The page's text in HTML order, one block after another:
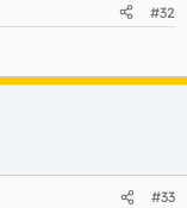
#32
#33